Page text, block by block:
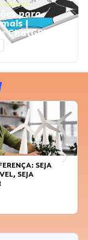
, VENDAS
para
mais |
ChatGPT
SEJA
SEJA